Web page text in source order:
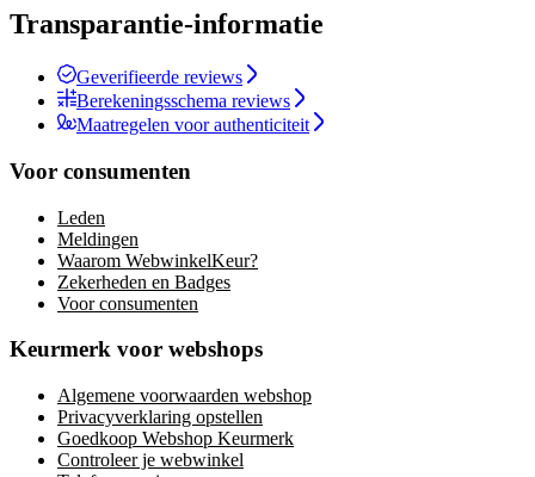
Transparantie-informatie
Geverifieerde reviews
Berekeningsschema reviews
Maatregelen voor authenticiteit
Voor consumenten
Leden
Meldingen
Waarom WebwinkelKeur?
Zekerheden en Badges
Voor consumenten
Keurmerk voor webshops
Algemene voorwaarden webshop
Privacyverklaring opstellen
Goedkoop Webshop Keurmerk
Controleer je webwinkel